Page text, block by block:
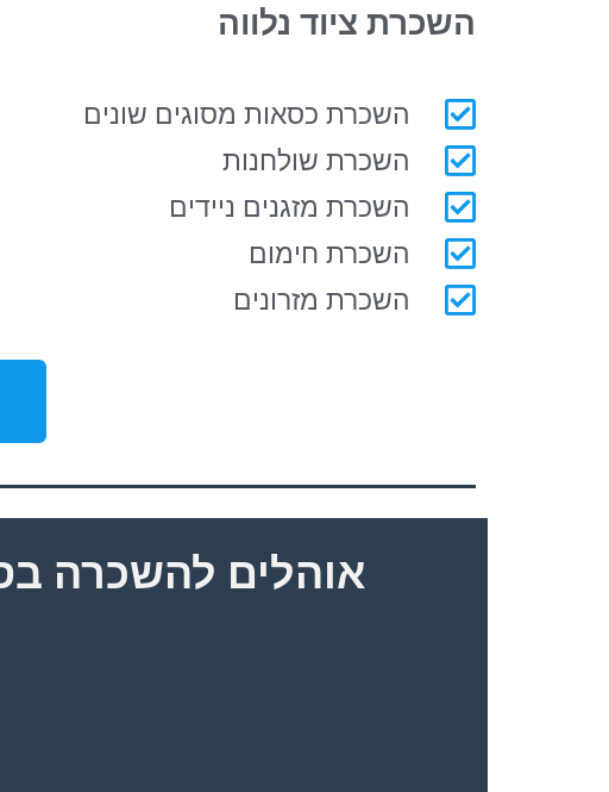
השכרת ציוד נלווה
השכרת כסאות מסוגים שונים
השכרת שולחנות
השכרת מזגנים ניידים
השכרת חימום
השכרת מזרונים
אוהלים להשכרה